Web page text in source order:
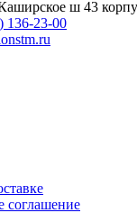
ш 43
136-23-00
соглашение